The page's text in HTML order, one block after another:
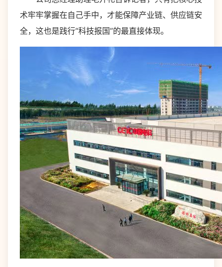
术牢牢掌握在自己手中，才能保障产业链、供应链安
全，这也是践行“科技报国”的最直接体现。